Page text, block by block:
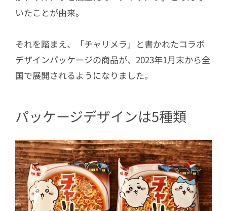
いたことが由来。
それを踏まえ、 「チャリメラ」と書かれたコラボ
デザインパッケージの商品が、2023年1月末から全
国で展開されるようになりました。
パッケージデザインは5種類